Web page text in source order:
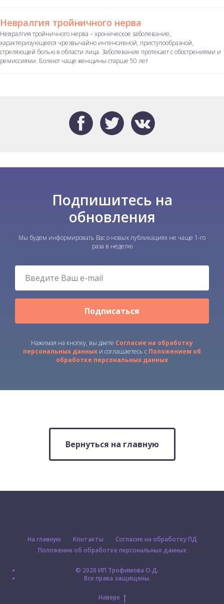
Невралгия тройничного нерва
Невралгия тройничного нерва – хроническое заболевание,
характеризующееся чрезвычайно интенсивной, приступообразной,
стреляющей болью в области лица. Заболевание протекает с обострениями и
ремиссиями. Болеют чаще женщины старше 50 лет
Подпишитесь на
обновления
Мы будем информировать Вас о новых публикациях не чаще 1-го
раза в неделю
Подписаться
Нажимая на кнопку, вы даете Согласие на обработку
персональных данных и соглашаетесь c Положением об
обработке персональных данных
Вернуться на главную
На главную Контакты
Согласие на обработку ПД
Положение об обработке персональных данных
© 2020 ИП Трофимова О.Д.
Все права защищены.
Наверх